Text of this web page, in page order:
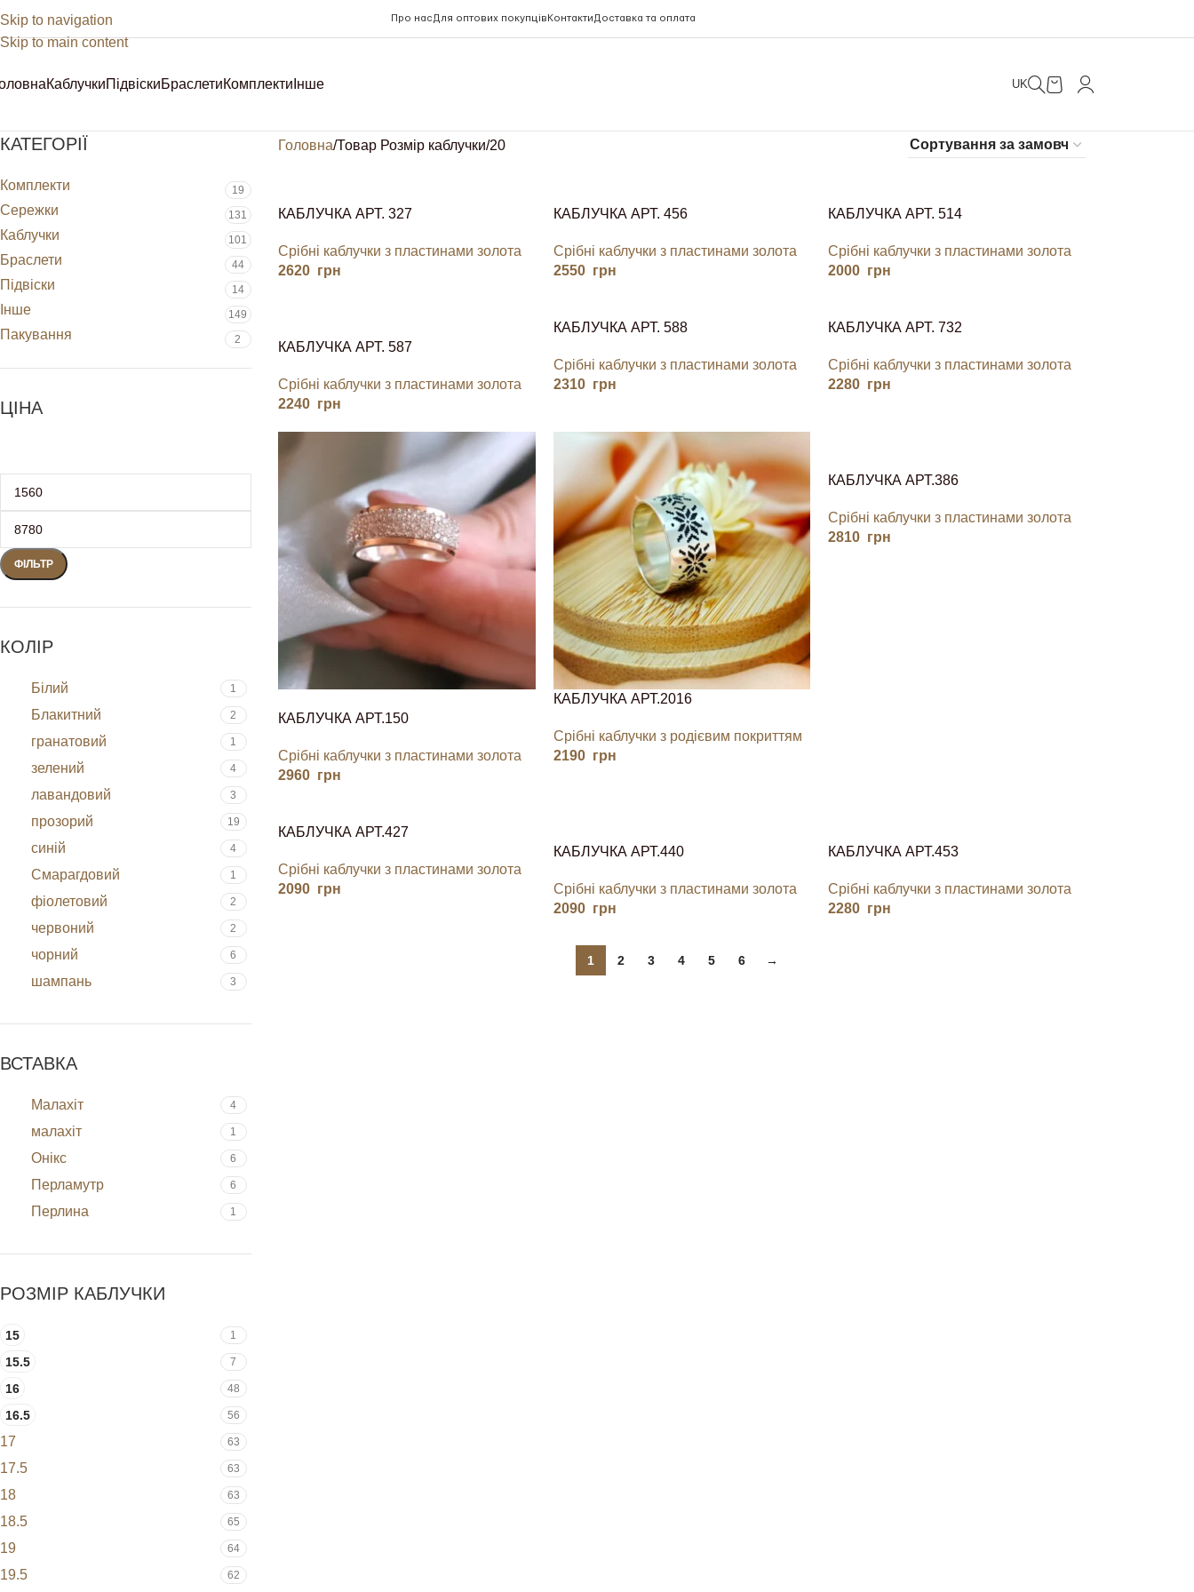
Skip to navigation
Skip to main content
Про насДля оптових покупців КонтактиДоставка та оплата
КаблучкиПідвіскиБраслетиКомплекти Інше UK
КАТЕГОРІЇ
Комплекти 19
Сережки 131
Каблучки 101
Браслети 44
Підвіски 14
Інше 149
Пакування 2
ЦІНА
ФІЛЬТР
КОЛІР
Білий 1
Блакитний 2
гранатовий 1
зелений 4
лавандовий 3
прозорий 19
синій 4
Смарагдовий 1
фіолетовий 2
червоний 2
чорний 6
шампань 3
ВСТАВКА
Малахіт 4
малахіт 1
Онікс 6
Перламутр 6
Перлина 1
РОЗМІР КАБЛУЧКИ
15 1
15.5 7
16 48
16.5 56
17 63
17.5 63
18 63
18.5 65
19 64
19.5 62
Головна Товар Розмір каблучки 20
КАБЛУЧКА АРТ. 327
Срібні каблучки з пластинами золота
2620 грн
КАБЛУЧКА АРТ. 456
Срібні каблучки з пластинами золота
2550 грн
КАБЛУЧКА АРТ. 514
Срібні каблучки з пластинами золота
2000 грн
КАБЛУЧКА АРТ. 587
Срібні каблучки з пластинами золота
2240 грн
КАБЛУЧКА АРТ. 588
Срібні каблучки з пластинами золота
2310 грн
КАБЛУЧКА АРТ. 732
Срібні каблучки з пластинами золота
2280 грн
КАБЛУЧКА АРТ.150
Срібні каблучки з пластинами золота
2960 грн
КАБЛУЧКА АРТ.2016
Срібні каблучки з родієвим покриттям
2190 грн
КАБЛУЧКА АРТ.386
Срібні каблучки з пластинами золота
2810 грн
КАБЛУЧКА АРТ.427
Срібні каблучки з пластинами золота
2090 грн
КАБЛУЧКА АРТ.440
Срібні каблучки з пластинами золота
2090 грн
КАБЛУЧКА АРТ.453
Срібні каблучки з пластинами золота
2280 грн
1 2 3 4 5 6 →